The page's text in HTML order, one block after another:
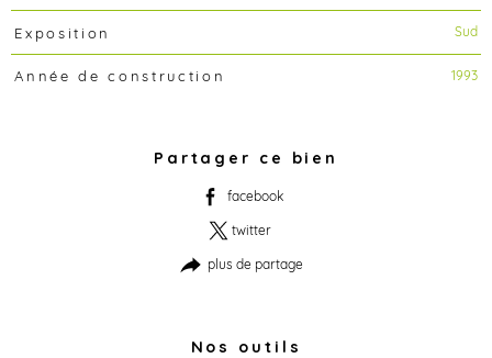
Exposition Sud
Année de construction 1993
Partager ce bien
facebook
twitter
plus de partage
Nos outils